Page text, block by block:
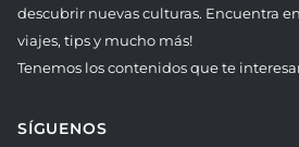
descubrir nuevas culturas. Encuentra
viajes, tips y mucho más!
Tenemos los contenidos que te
SÍGUENOS